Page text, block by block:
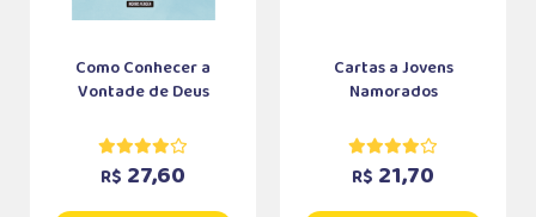
Como Conhecer a
Vontade de Deus
R$ 27,60
Cartas a Jovens
Namorados
R$ 21,70